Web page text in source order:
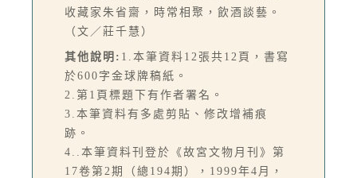
收藏家朱省齋，時常相聚，飲酒談藝。
（文／莊千慧）
其他說明: 1.本筆資料12張共12頁，書寫
於600字金球牌稿紙。
2.第1頁標題下有作者署名。
3.本筆資料有多處剪貼、修改增補痕
跡。
4..本筆資料刊登於《故宮文物月刊》第
17卷第2期（總194期），1999年4月，